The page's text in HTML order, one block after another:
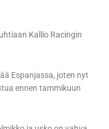
Kallio Racingin
Espanjassa, joten nyt
ennen tammikuun